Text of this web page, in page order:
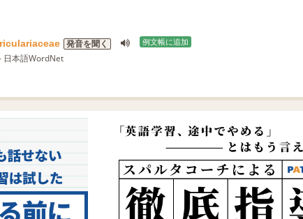
発音を聞く 例文帳に追加
日本語WordNet